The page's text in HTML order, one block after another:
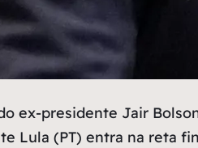
ex-presidente Jair
Lula (PT) entra na reta